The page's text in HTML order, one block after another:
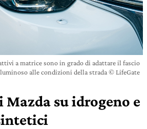
a matrice sono in grado di adattare il fascio
luminoso alle condizioni della strada © LifeGate
Mazda su idrogeno e